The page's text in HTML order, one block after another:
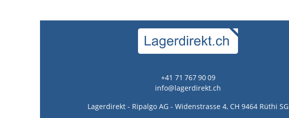
+41 71 767 90 09
info@lagerdirekt.ch
Lagerdirekt - Ripalgo AG - Widenstrasse 4, CH 9464 Rüthi SG